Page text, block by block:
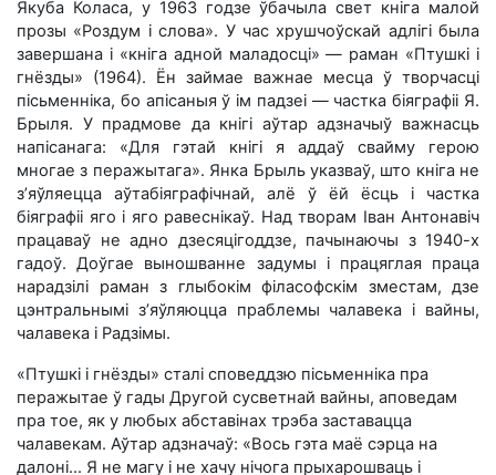
Якуба Коласа, у 1963 годзе ўбачыла свет кніга малой
прозы «Роздум і слова». У час хрушчоўскай адлігі была
завершана і «кніга адной маладосці» — раман «Птушкі і
гнёзды» (1964). Ён займае важнае месца ў творчасці
пісьменніка, бо апісаныя ў ім падзеі — частка біяграфіі Я.
Брыля. У прадмове да кнігі аўтар адзначыў важнасць
напісанага: «Для гэтай кнігі я аддаў свайму герою
многае з перажытага». Янка Брыль указваў, што кніга не
з’яўляецца аўтабіяграфічнай, алё ў ёй ёсць і частка
біяграфіі яго і яго равеснікаў. Над творам Іван Антонавіч
працаваў не адно дзесяцігоддзе, пачынаючы з 1940-х
гадоў. Доўгае выношванне задумы і працяглая праца
нарадзілі раман з глыбокім філасофскім зместам, дзе
цэнтральнымі з’яўляюцца праблемы чалавека і вайны,
чалавека і Радзімы.
«Птушкі і гнёзды» сталі споведдзю пісьменніка пра
перажытае ў гады Другой сусветнай вайны, аповедам
пра тое, як у любых абставінах трэба заставацца
чалавекам. Аўтар адзначаў: «Вось гэта маё сэрца на
далоні… Я не магу і не хачу нічога прыхарошваць і